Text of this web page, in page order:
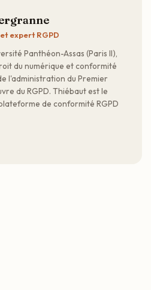
expert RGPD
Panthéon-Assas (Paris II),
du numérique et conformité
l'administration du Premier
du RGPD. Thiébaut est le
de conformité RGPD